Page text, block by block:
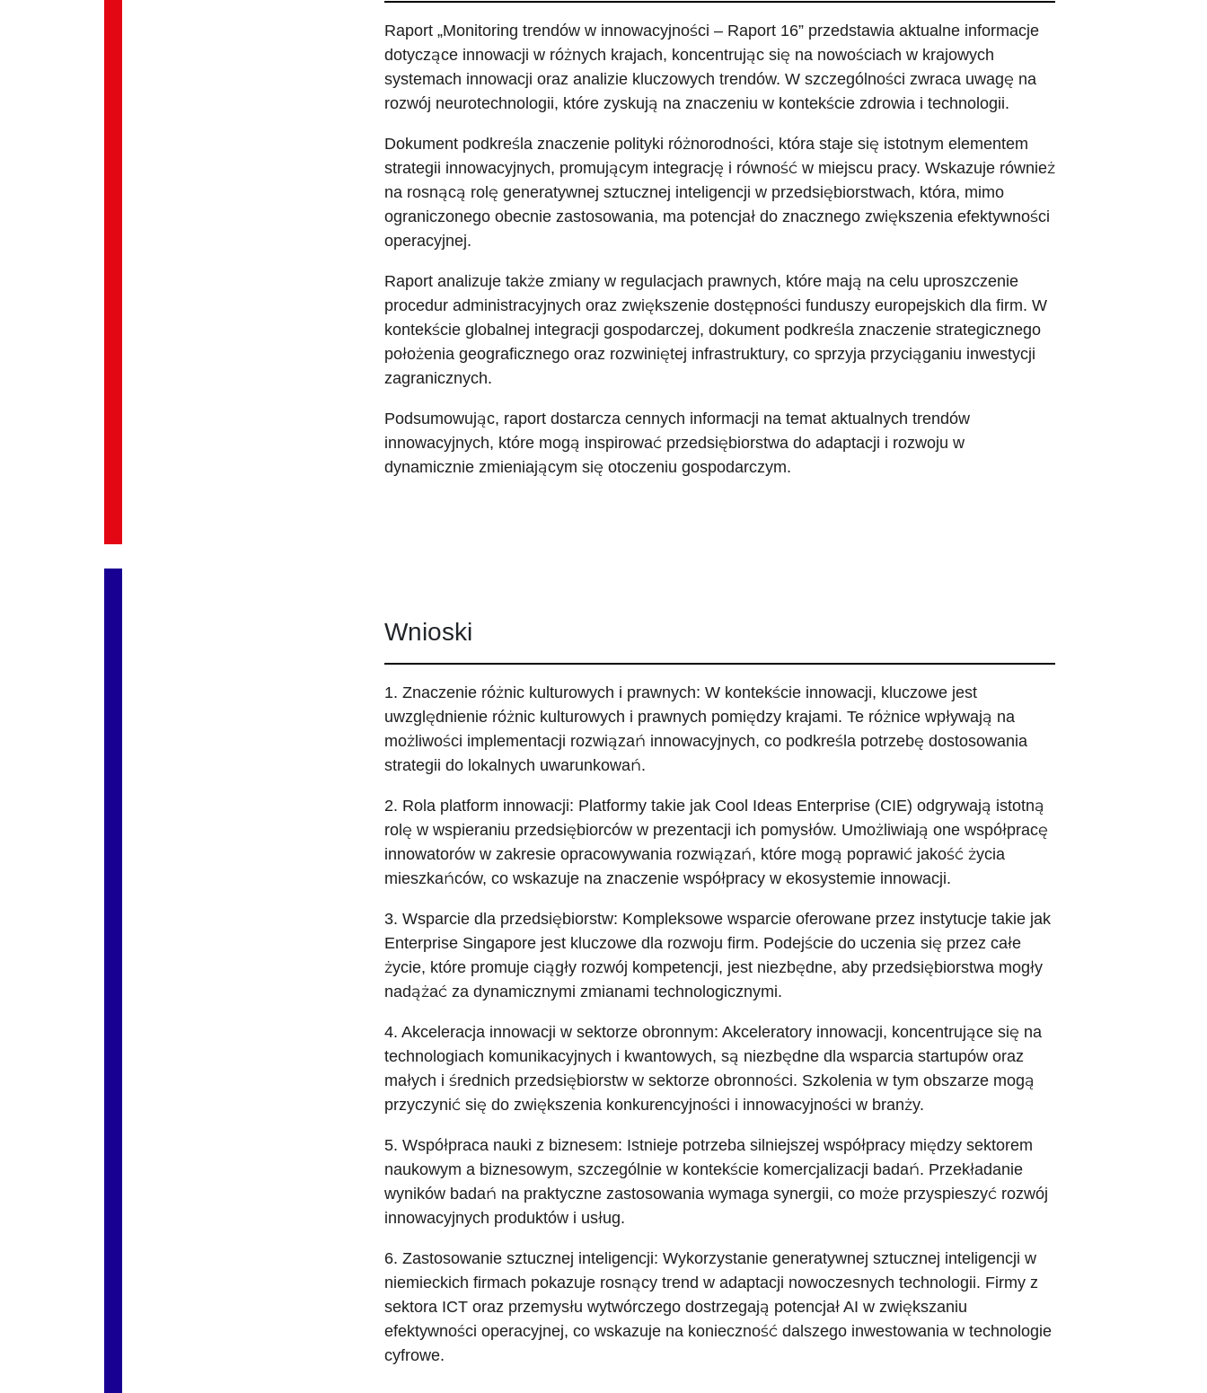
Raport „Monitoring trendów w innowacyjności – Raport 16” przedstawia aktualne informacje
dotyczące innowacji w różnych krajach, koncentrując się na nowościach w krajowych
systemach innowacji oraz analizie kluczowych trendów. W szczególności zwraca uwagę na
rozwój neurotechnologii, które zyskują na znaczeniu w kontekście zdrowia i technologii.
Dokument podkreśla znaczenie polityki różnorodności, która staje się istotnym elementem
strategii innowacyjnych, promującym integrację i równość w miejscu pracy. Wskazuje również
na rosnącą rolę generatywnej sztucznej inteligencji w przedsiębiorstwach, która, mimo
ograniczonego obecnie zastosowania, ma potencjał do znacznego zwiększenia efektywności
operacyjnej.
Raport analizuje także zmiany w regulacjach prawnych, które mają na celu uproszczenie
procedur administracyjnych oraz zwiększenie dostępności funduszy europejskich dla firm. W
kontekście globalnej integracji gospodarczej, dokument podkreśla znaczenie strategicznego
położenia geograficznego oraz rozwiniętej infrastruktury, co sprzyja przyciąganiu inwestycji
zagranicznych.
Podsumowując, raport dostarcza cennych informacji na temat aktualnych trendów
innowacyjnych, które mogą inspirować przedsiębiorstwa do adaptacji i rozwoju w
dynamicznie zmieniającym się otoczeniu gospodarczym.
Wnioski
1. Znaczenie różnic kulturowych i prawnych: W kontekście innowacji, kluczowe jest
uwzględnienie różnic kulturowych i prawnych pomiędzy krajami. Te różnice wpływają na
możliwości implementacji rozwiązań innowacyjnych, co podkreśla potrzebę dostosowania
strategii do lokalnych uwarunkowań.
2. Rola platform innowacji: Platformy takie jak Cool Ideas Enterprise (CIE) odgrywają istotną
rolę w wspieraniu przedsiębiorców w prezentacji ich pomysłów. Umożliwiają one współpracę
innowatorów w zakresie opracowywania rozwiązań, które mogą poprawić jakość życia
mieszkańców, co wskazuje na znaczenie współpracy w ekosystemie innowacji.
3. Wsparcie dla przedsiębiorstw: Kompleksowe wsparcie oferowane przez instytucje takie jak
Enterprise Singapore jest kluczowe dla rozwoju firm. Podejście do uczenia się przez całe
życie, które promuje ciągły rozwój kompetencji, jest niezbędne, aby przedsiębiorstwa mogły
nadążać za dynamicznymi zmianami technologicznymi.
4. Akceleracja innowacji w sektorze obronnym: Akceleratory innowacji, koncentrujące się na
technologiach komunikacyjnych i kwantowych, są niezbędne dla wsparcia startupów oraz
małych i średnich przedsiębiorstw w sektorze obronności. Szkolenia w tym obszarze mogą
przyczynić się do zwiększenia konkurencyjności i innowacyjności w branży.
5. Współpraca nauki z biznesem: Istnieje potrzeba silniejszej współpracy między sektorem
naukowym a biznesowym, szczególnie w kontekście komercjalizacji badań. Przekładanie
wyników badań na praktyczne zastosowania wymaga synergii, co może przyspieszyć rozwój
innowacyjnych produktów i usług.
6. Zastosowanie sztucznej inteligencji: Wykorzystanie generatywnej sztucznej inteligencji w
niemieckich firmach pokazuje rosnący trend w adaptacji nowoczesnych technologii. Firmy z
sektora ICT oraz przemysłu wytwórczego dostrzegają potencjał AI w zwiększaniu
efektywności operacyjnej, co wskazuje na konieczność dalszego inwestowania w technologie
cyfrowe.